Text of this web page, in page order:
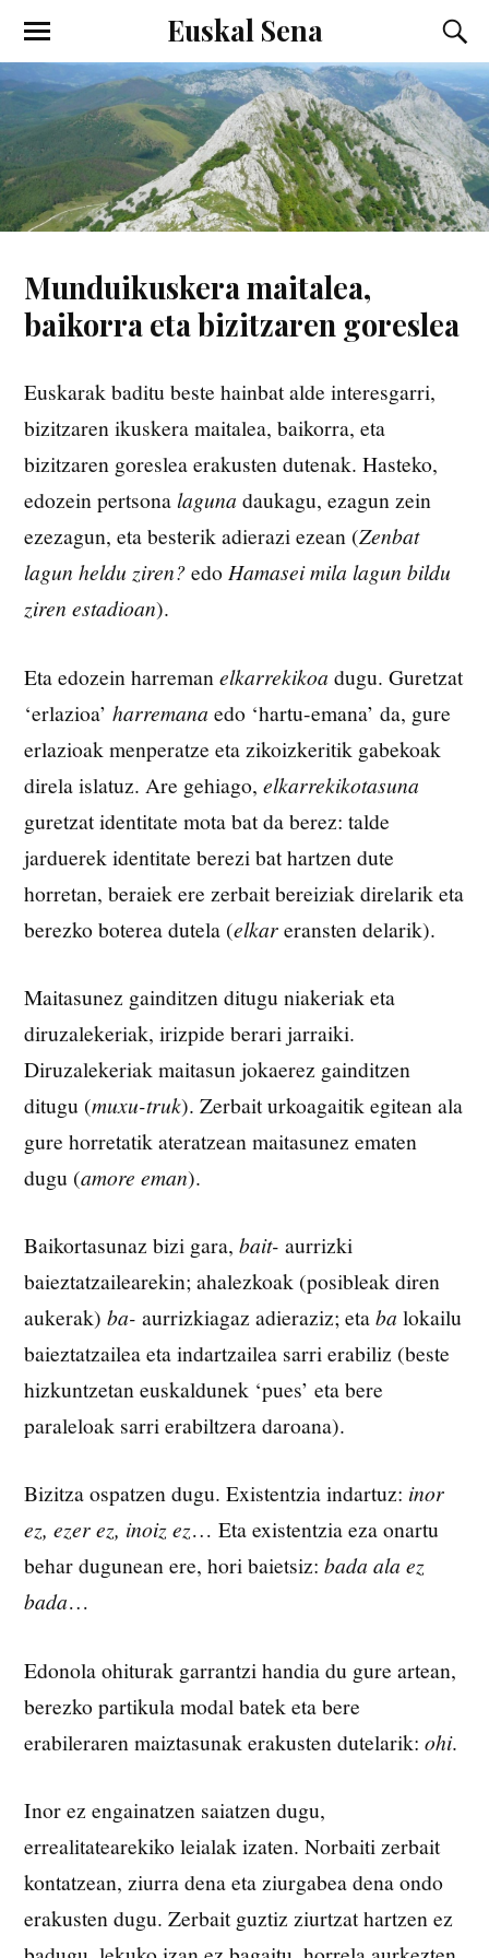
Euskal Sena
Munduikuskera maitalea,
baikorra eta bizitzaren goreslea
Euskarak baditu beste hainbat alde interesgarri,
bizitzaren ikuskera maitalea, baikorra, eta
bizitzaren goreslea erakusten dutenak. Hasteko,
edozein pertsonalaguna daukagu, ezagun zein
ezezagun, eta besterik adierazi ezean (Zenbat
lagun heldu ziren?edoHamasei mila lagun bildu
ziren estadioan).
Eta edozein harremanelkarrekikoa dugu. Guretzat
‘erlazioa’harremana edo ‘hartu-emana’ da, gure
erlazioak menperatze eta zikoizkeritik gabekoak
direla islatuz. Are gehiago,elkarrekikotasuna
guretzat identitate mota bat da berez: talde
jarduerek identitate berezi bat hartzen dute
horretan, beraiek ere zerbait bereiziak direlarik eta
berezko boterea dutela (elkareransten delarik).
Maitasunez gainditzen ditugu niakeriak eta
diruzalekeriak, irizpide berari jarraiki.
Diruzalekeriak maitasun jokaerez gainditzen
ditugu (muxu-truk). Zerbait urkoagaitik egitean ala
gure horretatik ateratzean maitasunez ematen
dugu (amore eman).
Baikortasunaz bizi gara,bait- aurrizki
baieztatzailearekin; ahalezkoak (posibleak diren
aukerak)ba- aurrizkiagaz adieraziz; etaba lokailu
baieztatzailea eta indartzailea sarri erabiliz (beste
hizkuntzetan euskaldunek ‘pues’ eta bere
paraleloak sarri erabiltzera daroana).
Bizitza ospatzen dugu. Existentzia indartuz: inor
ez, ezer ez, inoiz ez… Eta existentzia eza onartu
behar dugunean ere, hori baietsiz:bada ala ez
bada…
Edonola ohiturak garrantzi handia du gure artean,
berezko partikula modal batek eta bere
erabileraren maiztasunak erakusten dutelarik:ohi.
Inor ez engainatzen saiatzen dugu,
errealitatearekiko leialak izaten. Norbaiti zerbait
kontatzean, ziurra dena eta ziurgabea dena ondo
erakusten dugu. Zerbait guztiz ziurtzat hartzen ez